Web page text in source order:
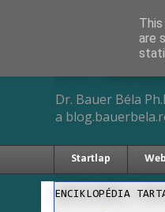
Dr.
Dr. Bauer Béla
a
Startlap
ENCIKLOPÉDIA
are